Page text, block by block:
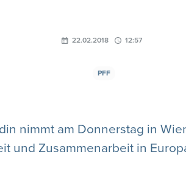
22.02.2018 12:57
PFF
nimmt am Donnerstag in
und Zusammenarbeit in